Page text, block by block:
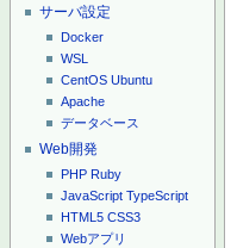
サーバ設定
Docker
WSL
CentOS Ubuntu
Apache
データベース
Web開発
PHP Ruby
JavaScript TypeScript
HTML5 CSS3
Webアプリ